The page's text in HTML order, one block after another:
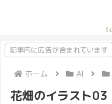
記事内に広告が含まれています
ホーム AI
花畑のイラスト03